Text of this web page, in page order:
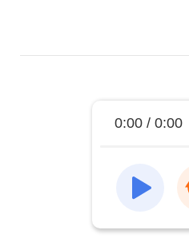
0:00 / 0:00